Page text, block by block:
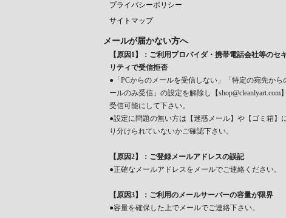
プライバシーポリシー
サイトマップ
メールが届かない方へ
【原因1】：ご利用プロバイダ・携帯電話会社等のセ
リティで受信拒否
●「PCからのメールを受信しない」「特定の宛先から
ールのみ受信」の設定を解除し【shop@cleanlyart.com
受信可能にして下さい。
●設定に問題の無い方は【迷惑メール】や【ゴミ箱】
り分けられていないかご確認下さい。
【原因2】：ご登録メールアドレスの誤記
●正確なメールアドレスをメールでご連絡ください。
【原因3】：ご利用のメールサーバーの容量が限界
●容量を確保した上でメールでご連絡下さい。